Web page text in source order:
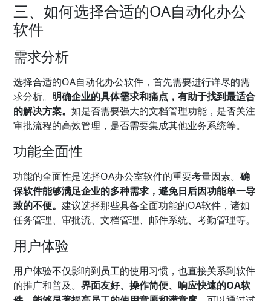
三、如何选择合适的OA自动化办公
软件
需求分析
选择合适的OA自动化办公软件，首先需要进行详尽的需
求分析。 明确企业的具体需求和痛点，有助于找到最适合
的解决方案。如是否需要强大的文档管理功能，是否关注
审批流程的高效管理，是否需要集成其他业务系统等。
功能全面性
功能的全面性是选择OA办公室软件的重要考量因素。确
保软件能够满足企业的多种需求，避免日后因功能单一导
致的不便。建议选择那些具备全面功能的OA软件，诸如
任务管理、审批流、文档管理、邮件系统、考勤管理等。
用户体验
用户体验不仅影响到员工的使用习惯，也直接关系到软件
的推广和普及。界面友好、操作简便、响应快速的OA软